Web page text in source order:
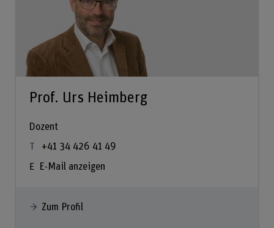
Prof. Urs Heimberg
Dozent
+41 34 426 41 49
E-Mail anzeigen
Zum Profil